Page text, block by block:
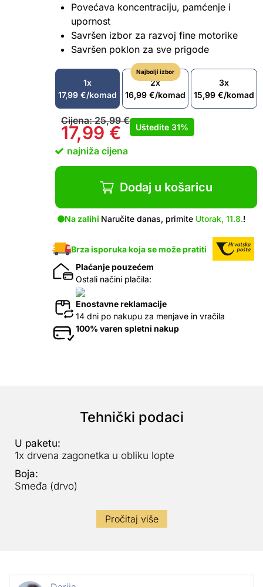
Povećava koncentraciju, pamćenje i
upornost
Savršen izbor za razvoj fine motorike
Savršen poklon za sve prigode
1x
17,99 €/komad
Najbolji izbor
2x
16,99 €/komad
3x
15,99 €/komad
Cijena:25,99€
17,99€ Uštedite 31%
najniža cijena
Dodaj u košaricu
Na zalihi Naručite danas, primite Utorak, 11.8.!
Brza isporuka koja se može pratiti
Plaćanje pouzećem
Ostali načini plačila:
Enostavne reklamacije
14 dni po nakupu za menjave in vračila
100% varen spletni nakup
Tehnički podaci
U paketu:
1x drvena zagonetka u obliku lopte
Boja:
Smeđa (drvo)
Pročitaj više